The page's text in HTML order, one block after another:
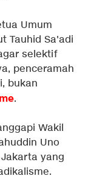
Umum
Tauhid Sa'adi
selektif
penceramah
bukan
.
Wakil
Uno
yang